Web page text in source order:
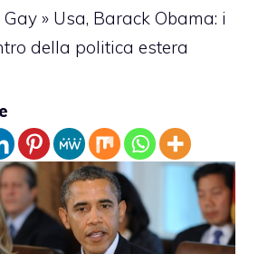
» Usa, Barack Obama: i
della politica estera